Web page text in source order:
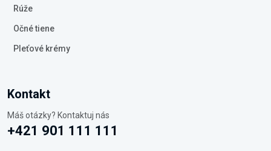
Rúže
Očné tiene
Pleťové krémy
Kontakt
Máš otázky? Kontaktuj nás
+421 901 111 111